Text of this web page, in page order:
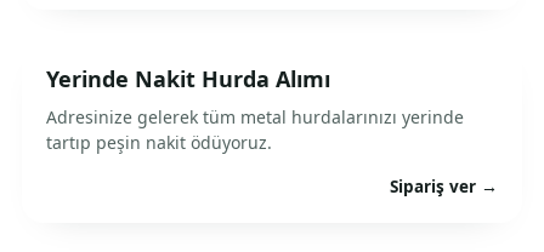
Yerinde Nakit Hurda Alımı
Adresinize gelerek tüm metal hurdalarınızı yerinde
tartıp peşin nakit ödüyoruz.
Sipariş ver →